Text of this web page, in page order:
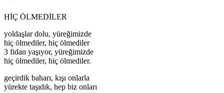
HİÇ ÖLMEDİLER
yoldaşlar dolu, yüreğimizde
hiç ölmediler, hiç ölmediler
3 fidan yaşıyor, yüreğimizde
hiç ölmediler, hiç ölmediler.
geçirdik baharı, kışı onlarla
yürekte taşıdık, hep biz onları